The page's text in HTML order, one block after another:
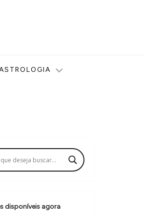
disponíveis agora